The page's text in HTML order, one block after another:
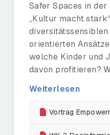
Safer Spaces in
„Kultur macht
orientierten
welche Kinder und
davon profitieren?
Weiterlesen